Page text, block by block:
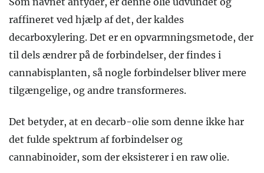
raffineret ved hjælp af det, der kaldes
decarboxylering. Det er en opvarmningsmetode, der
til dels ændrer på de forbindelser, der findes i
cannabisplanten, så nogle forbindelser bliver mere
tilgængelige, og andre transformeres.
Det betyder, at en decarb-olie som denne ikke har
det fulde spektrum af forbindelser og
cannabinoider, som der eksisterer i en raw olie.